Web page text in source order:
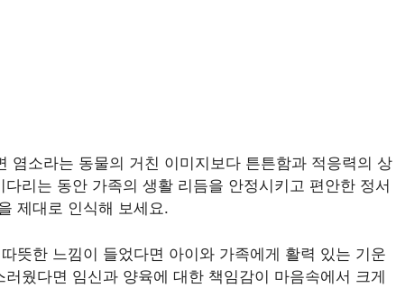
염소라는 동물의 거친 이미지보다 튼튼함과 적응력의 상
리는 동안 가족의 생활 리듬을 안정시키고 편안한 정서
제대로 인식해 보세요.
뜻한 느낌이 들었다면 아이와 가족에게 활력 있는 기운
웠다면 임신과 양육에 대한 책임감이 마음속에서 크게